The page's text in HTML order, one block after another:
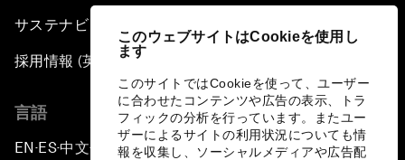
このウェブサイトはCookieを使用し
ます
このサイトではCookieを使って、ユーザー
に合わせたコンテンツや広告の表示、トラ
フィックの分析を行っています。またユー
ザーによるサイトの利用状況についても情
報を収集し、ソーシャルメディアや広告配
サステナビリティへの取り組み
採用情報 (英語のみ)
言語
EN ▪ES▪中文▪ 日本語